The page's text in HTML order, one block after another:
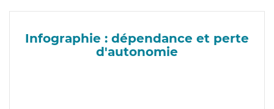
Infographie : dépendance et perte
d'autonomie